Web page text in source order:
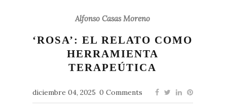
Alfonso Casas Moreno
‘ROSA’: EL RELATO COMO
HERRAMIENTA
TERAPEÚTICA
diciembre 04, 2025 0 Comments